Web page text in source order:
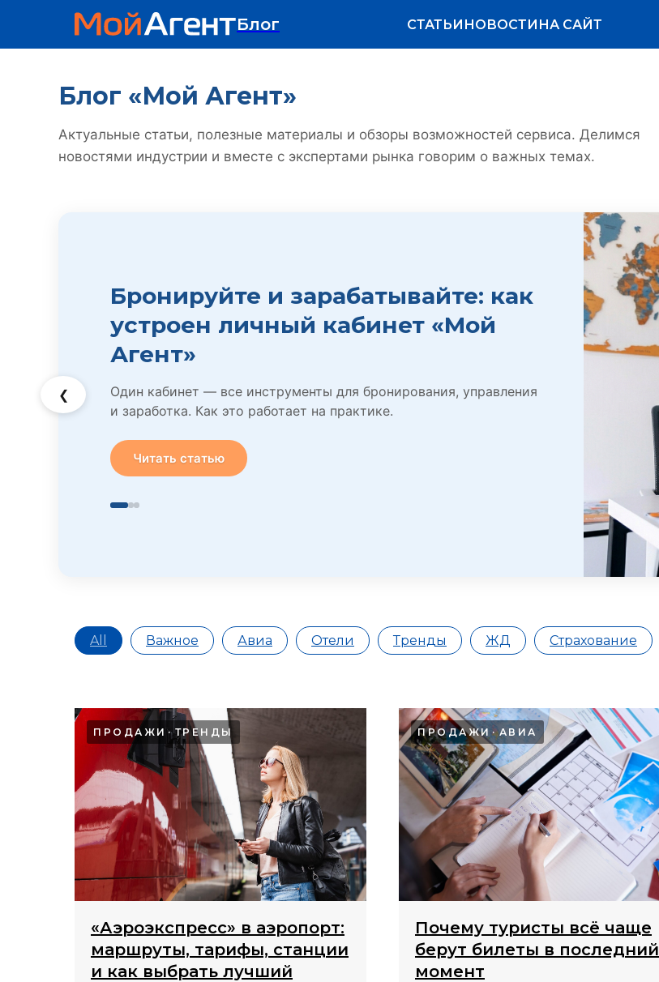
Блог СТАТЬИ НОВОСТИ НА САЙТ
Блог «Мой Агент»
Актуальные статьи, полезные материалы и обзоры возможностей сервиса. Делимся
новостями индустрии и вместе с экспертами рынка говорим о важных темах.
Бронируйте и зарабатывайте: как
устроен личный кабинет «Мой
Агент»
Один кабинет — все инструменты для бронирования, управления
и заработка. Как это работает на практике.
Читать статью
❮
All Важное Авиа Отели Тренды ЖД Страхование
ПРОДАЖИ ТРЕНДЫ
«Аэроэкспресс» в аэропорт:
маршруты, тарифы, станции
и как выбрать лучший
ПРОДАЖИ АВИА
Почему туристы всё чаще
берут билеты в последний
момент